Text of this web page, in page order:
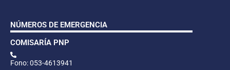
NÚMEROS DE EMERGENCIA
COMISARÍA PNP
Fono: 053-4613941